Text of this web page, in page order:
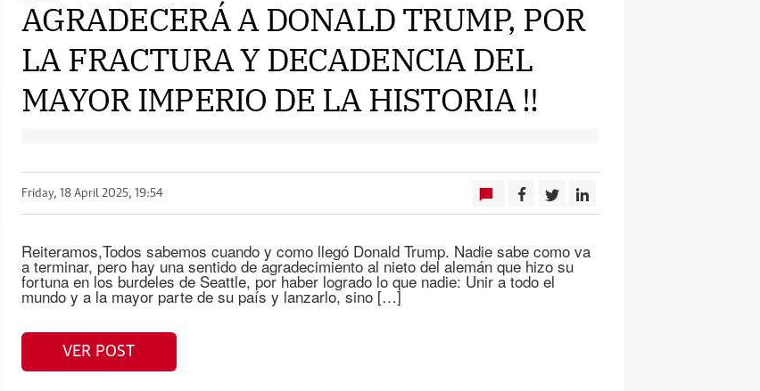
AGRADECERÁ A DONALD TRUMP, POR
LA FRACTURA Y DECADENCIA DEL
MAYOR IMPERIO DE LA HISTORIA !!
Friday, 18 April 2025, 19:54
Reiteramos,Todos sabemos cuando y como llegó Donald Trump. Nadie sabe como va
a terminar, pero hay una sentido de agradecimiento al nieto del alemán que hizo su
fortuna en los burdeles de Seattle, por haber logrado lo que nadie: Unir a todo el
mundo y a la mayor parte de su país y lanzarlo, sino […]
VER POST